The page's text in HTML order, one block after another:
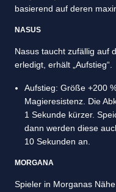
basierend auf deren
NASUS
Nasus taucht zufällig auf
erledigt, erhält „Aufstieg“.
Aufstieg: Größe +200
Magieresistenz. Die
1 Sekunde kürzer.
dann werden diese
10 Sekunden an.
MORGANA
Spieler in Morganas